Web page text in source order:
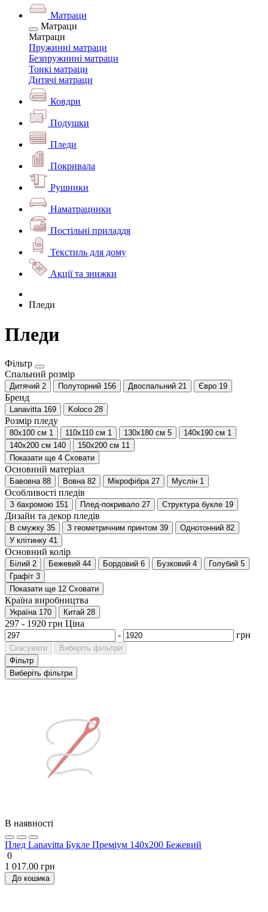
Матраци
Матраци
Матраци
Пружинні матраци
Безпружинні матраци
Тонкі матраци
Дитячі матраци
Ковдри
Подушки
Пледи
Покривала
Рушники
Наматрацники
Постільні приладдя
Текстиль для дому
Акції та знижки
Пледи
Пледи
Фільтр
Спальний розмір
Дитячий 2 Полуторний 156 Двоспальний 21 Євро 19
Бренд
Lanavitta 169 Koloco 28
Розмір пледу
80х100 см 1 110х110 см 1 130х180 см 5 140х190 см 1
140х200 см 140 150х200 см 11
Показати ще 4 Сховати
Основний матеріал
Бавовна 88 Вовна 82 Мікрофібра 27 Муслін 1
Особливості пледів
З бахромою 151 Плед-покривало 27 Структура букле 19
Дизайн та декор пледів
В смужку 35 З геометричним принтом 39 Однотонний 82
У клітинку 41
Основний колір
Білий 2 Бежевий 44 Бордовий 6 Бузковий 4 Голубий 5
Графіт 3
Показати ще 12 Сховати
Країна виробництва
Україна 170 Китай 28
297 - 1920 грн Ціна
-
грн
Скасувати
Виберіть фільтри
Фільтр
Виберіть фільтри
В наявності
Плед Lanavitta Букле Преміум 140х200 Бежевий
0
1 017.00 грн
До кошика